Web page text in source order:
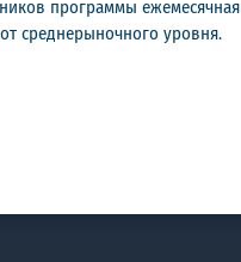
программы
среднерыночного уровня.